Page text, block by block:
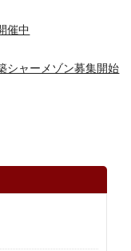
催中
シャーメゾン募集開始